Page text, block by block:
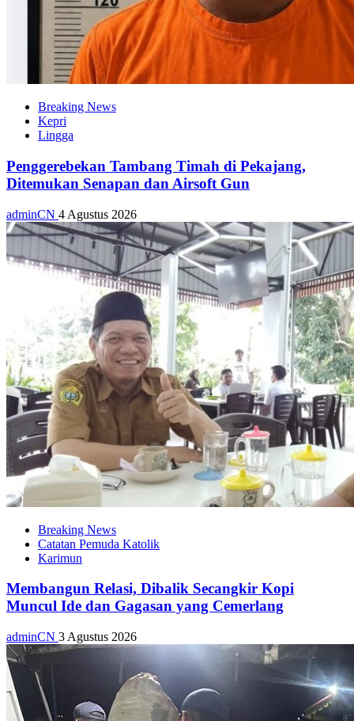
Breaking News
Kepri
Lingga
Penggerebekan Tambang Timah di Pekajang,
Ditemukan Senapan dan Airsoft Gun
adminCN 4 Agustus 2026
Breaking News
Catatan Pemuda Katolik
Karimun
Membangun Relasi, Dibalik Secangkir Kopi
Muncul Ide dan Gagasan yang Cemerlang
adminCN 3 Agustus 2026